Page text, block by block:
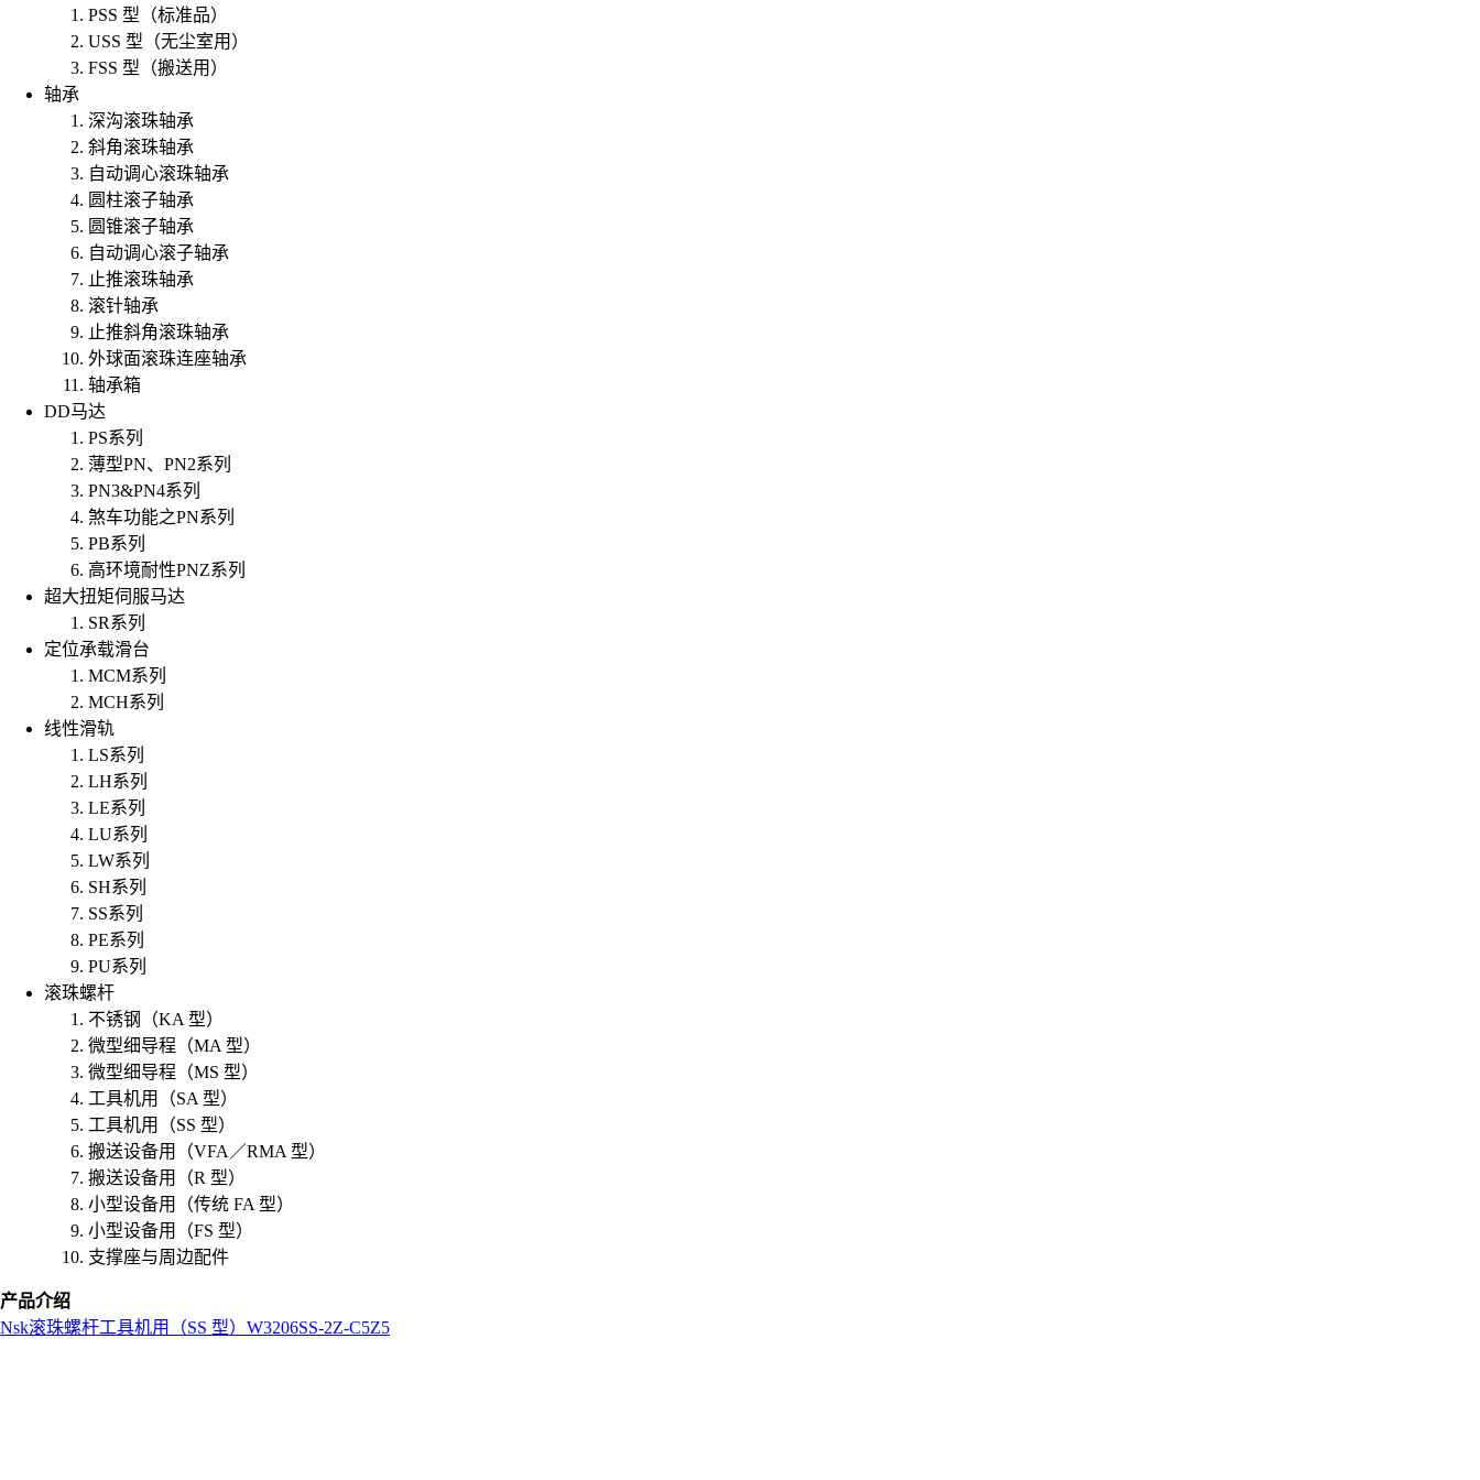
PSS 型（标准品）
USS 型（无尘室用）
FSS 型（搬送用）
轴承
深沟滚珠轴承
斜角滚珠轴承
自动调心滚珠轴承
圆柱滚子轴承
圆锥滚子轴承
自动调心滚子轴承
止推滚珠轴承
滚针轴承
止推斜角滚珠轴承
外球面滚珠连座轴承
轴承箱
DD马达
PS系列
薄型PN、PN2系列
PN3&PN4系列
煞车功能之PN系列
PB系列
高环境耐性PNZ系列
超大扭矩伺服马达
SR系列
定位承载滑台
MCM系列
MCH系列
线性滑轨
LS系列
LH系列
LE系列
LU系列
LW系列
SH系列
SS系列
PE系列
PU系列
滚珠螺杆
不锈钢（KA 型）
微型细导程（MA 型）
微型细导程（MS 型）
工具机用（SA 型）
工具机用（SS 型）
搬送设备用（VFA／RMA 型）
搬送设备用（R 型）
小型设备用（传统 FA 型）
小型设备用（FS 型）
支撑座与周边配件
产品介绍
Nsk滚珠螺杆工具机用（SS 型） W3206SS-2Z-C5Z5